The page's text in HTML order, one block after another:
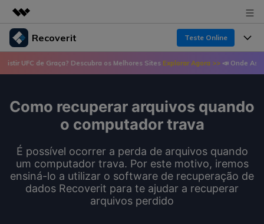
Produtos em destaque
Criatividade digital com IA generativa
Negócios
Visão geral
Sobre nós
Sala de imprensa
Loja
Recoverit Teste Online
Recoverit para Windows
Uma ferramenta líder de recuperação de dados
Teste Grátis
Recursos
Recuperar arquivos de mídia
Recuperar arquivos de documentos
Recuperação de dispositivos
Soluções de arquivos
Soluções para computadores
Porque Recoverit
Especialista em recuperação de dados
de Graça? Descubra os Melhores Sites Explorar Agora >> 📣 Onde Assistir
Como recuperar arquivos quando
o computador trava
É possível ocorrer a perda de arquivos quando
um computador trava. Por este motivo, iremos
ensiná-lo a utilizar o software de recuperação de
dados Recoverit para te ajudar a recuperar
arquivos perdido